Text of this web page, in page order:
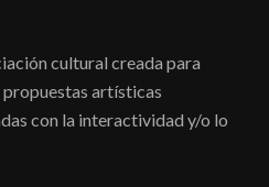
cultural creada para
artísticas
con la interactividad y/o lo